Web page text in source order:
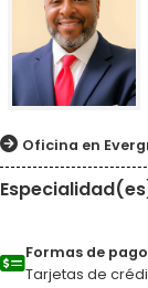
Oficina en
Formas de
Tarjetas de